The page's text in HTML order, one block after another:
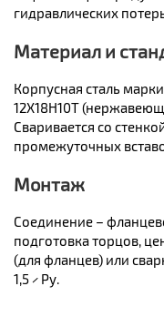
гидравлических
Материал и
Корпусная сталь
12Х18Н10Т
Сваривается со
промежуточных
Монтаж
Соединение –
подготовка торцов,
(для фланцев) или
1,5 × Ру.